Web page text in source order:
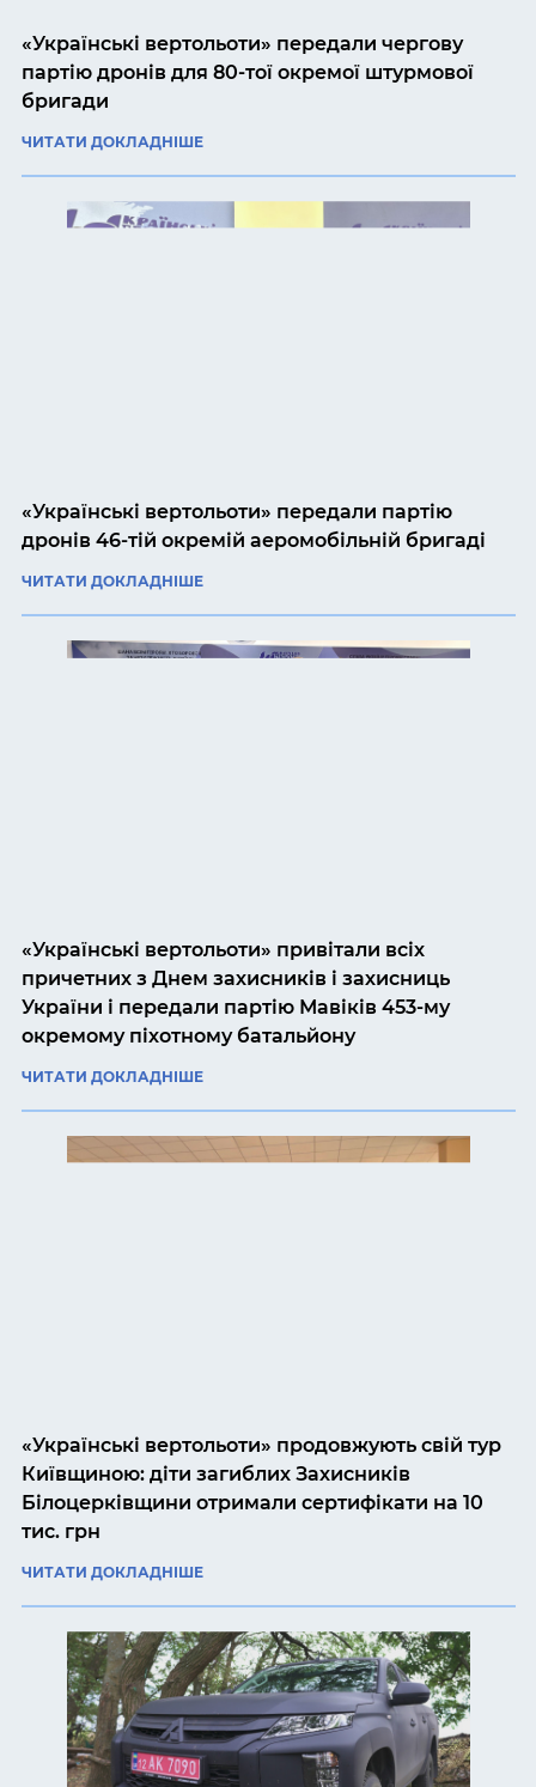
«Українські вертольоти» передали чергову
партію дронів для 80-тої окремої штурмової
бригади
ЧИТАТИ ДОКЛАДНІШЕ
«Українські вертольоти» передали партію
дронів 46-тій окремій аеромобільній бригаді
ЧИТАТИ ДОКЛАДНІШЕ
«Українські вертольоти» привітали всіх
причетних з Днем захисників і захисниць
України і передали партію Мавіків 453-му
окремому піхотному батальйону
ЧИТАТИ ДОКЛАДНІШЕ
«Українські вертольоти» продовжують свій тур
Київщиною: діти загиблих Захисників
Білоцерківщини отримали сертифікати на 10
тис. грн
ЧИТАТИ ДОКЛАДНІШЕ